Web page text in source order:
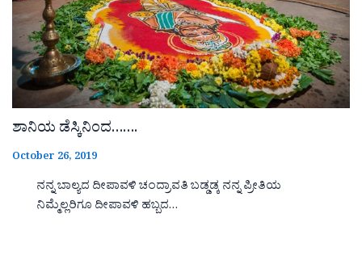
ಶಾನಿಯ ಡೆಸ್ಕಿನಿಂದ…….
October 26, 2019
ನನ್ನ ಬಾಲ್ಯದ ದೀಪಾವಳಿ ಚಂದ್ರಾವತಿ ಬಡ್ಡಡ್ಕ ನನ್ನ ಪ್ರೀತಿಯ
ನಿಮ್ಮೆಲ್ಲರಿಗೂ ದೀಪಾವಳಿ ಹಬ್ಬದ…